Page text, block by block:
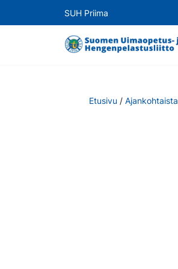
SUH Priima
Etusivu / Ajankohtaista